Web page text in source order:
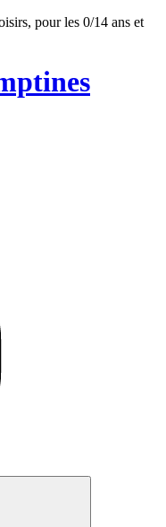
pour les 0/14 ans et